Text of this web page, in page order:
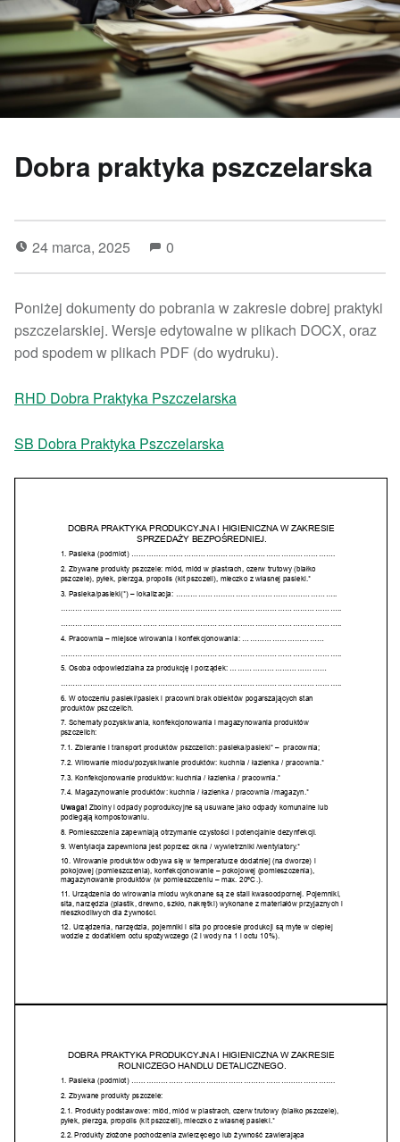
Dobra praktyka pszczelarska
24 marca, 2025 0
Poniżej dokumenty do pobrania w zakresie dobrej praktyki
pszczelarskiej. Wersje edytowalne w plikach DOCX, oraz
pod spodem w plikach PDF (do wydruku).
RHD Dobra Praktyka Pszczelarska
SB Dobra Praktyka Pszczelarska